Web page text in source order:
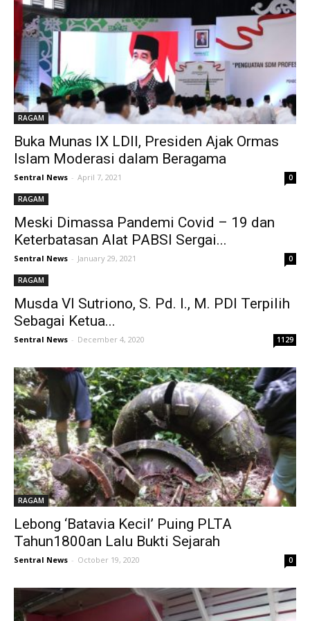
RAGAM
Buka Munas IX LDII, Presiden Ajak Ormas
Islam Moderasi dalam Beragama
Sentral News - April 7, 2021 0
RAGAM
Meski Dimassa Pandemi Covid – 19 dan
Keterbatasan Alat PABSI Sergai...
Sentral News - January 29, 2021 0
RAGAM
Musda VI Sutriono, S. Pd. I., M. PDI Terpilih
Sebagai Ketua...
Sentral News - December 4, 2020 1129
RAGAM
Lebong ‘Batavia Kecil’ Puing PLTA
Tahun1800an Lalu Bukti Sejarah
Sentral News - October 19, 2020 0